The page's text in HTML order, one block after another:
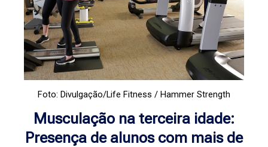
Foto: Divulgação/Life Fitness / Hammer Strength
Musculação na terceira idade:
Presença de alunos com mais de